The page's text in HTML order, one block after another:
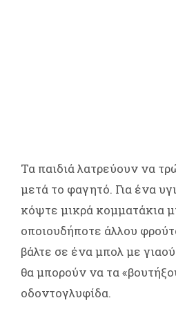
Τα παιδιά λατρεύουν να
μετά το φαγητό. Για ένα
κόψτε μικρά κομματάκια
οποιουδήποτε άλλου
βάλτε σε ένα μπολ με
θα μπορούν να τα
οδοντογλυφίδα.